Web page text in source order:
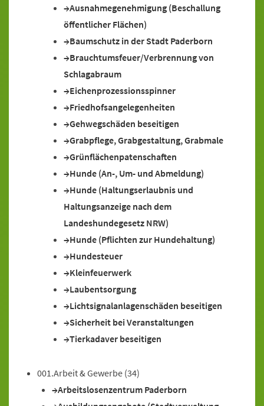
Ausnahmegenehmigung (Beschallung
öffentlicher Flächen)
Baumschutz in der Stadt Paderborn
Brauchtumsfeuer/Verbrennung von
Schlagabraum
Eichenprozessionsspinner
Friedhofsangelegenheiten
Gehwegschäden beseitigen
Grabpflege, Grabgestaltung, Grabmale
Grünflächenpatenschaften
Hunde (An-, Um- und Abmeldung)
Hunde (Haltungserlaubnis und
Haltungsanzeige nach dem
Landeshundegesetz NRW)
Hunde (Pflichten zur Hundehaltung)
Hundesteuer
Kleinfeuerwerk
Laubentsorgung
Lichtsignalanlagenschäden beseitigen
Sicherheit bei Veranstaltungen
Tierkadaver beseitigen
001.Arbeit & Gewerbe (34)
Arbeitslosenzentrum Paderborn